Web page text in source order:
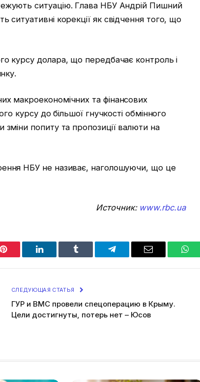
ситуацію. Глава НБУ Андрій Пишний
корекції як свідчення того, що
курсу долара, що передбачає контроль і
макроекономічних та фінансових
курсу до більшої гнучкості обмінного
попиту та пропозиції валюти на
НБУ не називає, наголошуючи, що це
Источник: www.rbc.ua
Pinterest LinkedIn Tumblr Telegram Email
СЛЕДУЮЩАЯ СТАТЬЯ
ГУР и ВМС провели спецоперацию в Крыму.
Цели достигнуты, потерь нет – Юсов